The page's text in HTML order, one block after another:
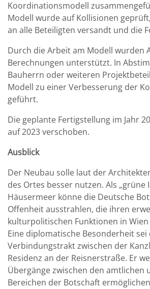
Koordinationsmodell
Modell wurde auf Kollisionen
an alle Beteiligten versandt und die
Durch die Arbeit am Modell wurden
Berechnungen unterstützt. In
Bauherrn oder weiteren
Modell zu einer Verbesserung der
geführt.
Die geplante Fertigstellung im Jahr
auf 2023 verschoben.
Ausblick
Der Neubau solle laut der
des Ortes besser nutzen. Als „grüne
Häusermeer könne die Deutsche
Offenheit ausstrahlen, die ihren
kulturpolitischen Funktionen in
Eine diplomatische Besonderheit sei
Verbindungstrakt zwischen der
Residenz an der Reisnerstraße. Er
Übergänge zwischen den amtlichen
Bereichen der Botschaft